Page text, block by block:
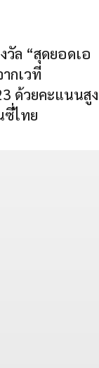
วัล “สุดยอดเอ
กเวที
ด้วยคะแนนสูง
ซี่ไทย